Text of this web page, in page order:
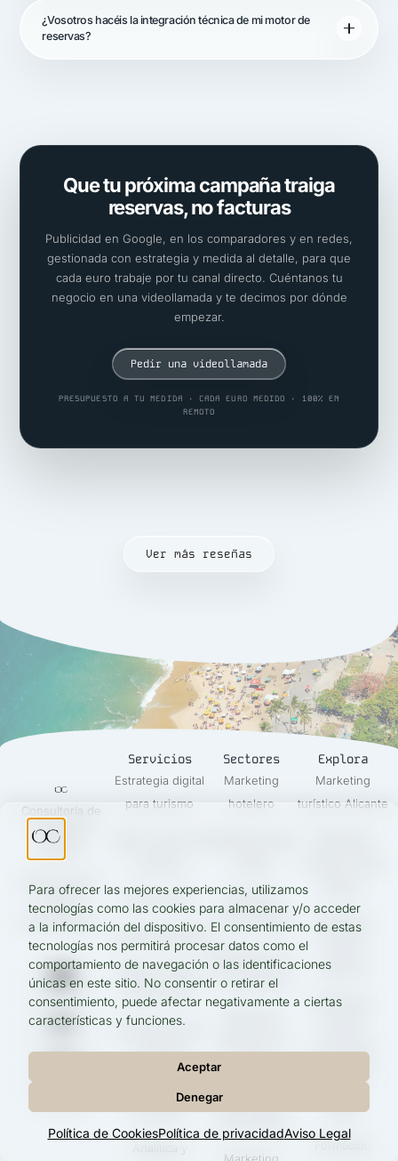
Para ofrecer las mejores experiencias, utilizamos
tecnologías como las cookies para almacenar y/o acceder
a la información del dispositivo. El consentimiento de estas
tecnologías nos permitirá procesar datos como el
comportamiento de navegación o las identificaciones
únicas en este sitio. No consentir o retirar el
consentimiento, puede afectar negativamente a ciertas
características y funciones.
Aceptar
Denegar
Política de CookiesPolítica de privacidadAviso Legal
¿Vosotros hacéis la integración técnica de mi motor de
reservas?
Que tu próxima campaña traiga
reservas, no facturas
Publicidad en Google, en los comparadores y en redes,
gestionada con estrategia y medida al detalle, para que
cada euro trabaje por tu canal directo. Cuéntanos tu
negocio en una videollamada y te decimos por dónde
empezar.
Pedir una videollamada
PRESUPUESTO A TU MEDIDA · CADA EURO MEDIDO · 100% EN
REMOTO
Ver más reseñas
Consultoría de
marketing
Más reservas,
menos
intermediarios.
Servicios
Estrategia digital
para turismo
SEO turístico
Publicidad digital
Redes sociales
para turismo
Contenidos que
convierten
de OTAs
Sectores
Marketing
hotelero
Marketing
turismo náutico
Marketing tours
y excursiones
Diseño web
Marketing
Explora
Marketing
turístico Alicante
Marketing
Valencia
Marketing
Comunidad
Blog
Formación